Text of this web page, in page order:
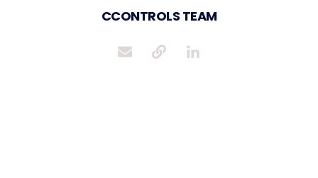
CCONTROLS TEAM